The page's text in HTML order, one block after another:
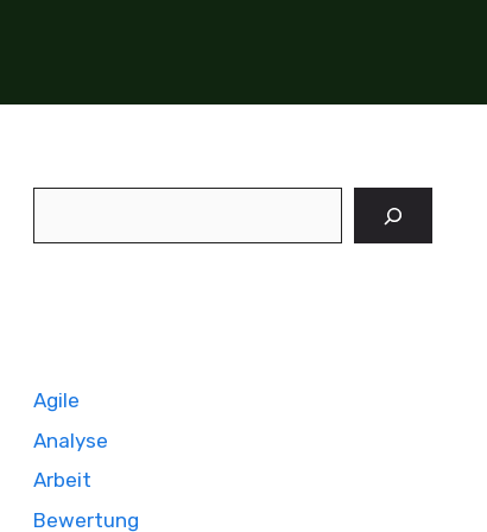
Agile
Analyse
Arbeit
Bewertung